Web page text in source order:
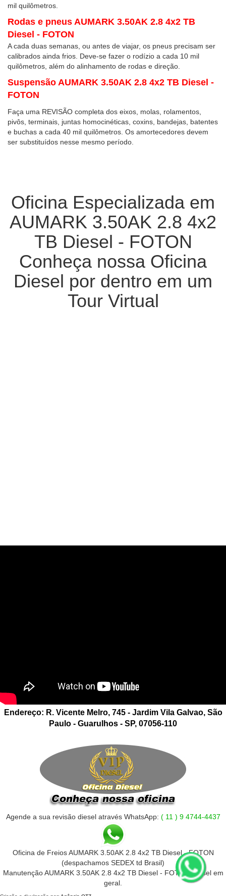
mil quilômetros.
Rodas e pneus AUMARK 3.50AK 2.8 4x2 TB
Diesel - FOTON
A cada duas semanas, ou antes de viajar, os pneus precisam ser
calibrados ainda frios. Deve-se fazer o rodízio a cada 10 mil
quilômetros, além do alinhamento de rodas e direção.
Suspensão AUMARK 3.50AK 2.8 4x2 TB Diesel -
FOTON
Faça uma REVISÃO completa dos eixos, molas, rolamentos,
pivôs, terminais, juntas homocinéticas, coxins, bandejas, batentes
e buchas a cada 40 mil quilômetros. Os amortecedores devem
ser substituídos nesse mesmo período.
Oficina Especializada em
AUMARK 3.50AK 2.8 4x2
TB Diesel - FOTON
Conheça nossa Oficina
Diesel por dentro em um
Tour Virtual
Endereço: R. Vicente Melro, 745 - Jardim Vila Galvao, São
Paulo - Guarulhos - SP, 07056-110
Agende a sua revisão diesel através WhatsApp: ( 11 ) 9 4744-4437
Oficina de Freios AUMARK 3.50AK 2.8 4x2 TB Diesel - FOTON
(despachamos SEDEX td Brasil)
Manutenção AUMARK 3.50AK 2.8 4x2 TB Diesel - FOTON Diesel em
geral.